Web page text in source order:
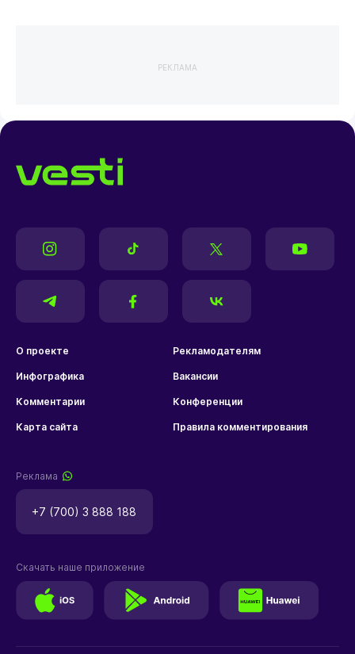
РЕКЛАМА
О проекте Рекламодателям
Инфографика Вакансии
Комментарии Конференции
Карта сайта Правила комментирования
Реклама
+7 (700) 3 888 188
Скачать наше приложение